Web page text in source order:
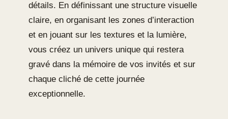
détails. En définissant une structure visuelle
claire, en organisant les zones d’interaction
et en jouant sur les textures et la lumière,
vous créez un univers unique qui restera
gravé dans la mémoire de vos invités et sur
chaque cliché de cette journée
exceptionnelle.